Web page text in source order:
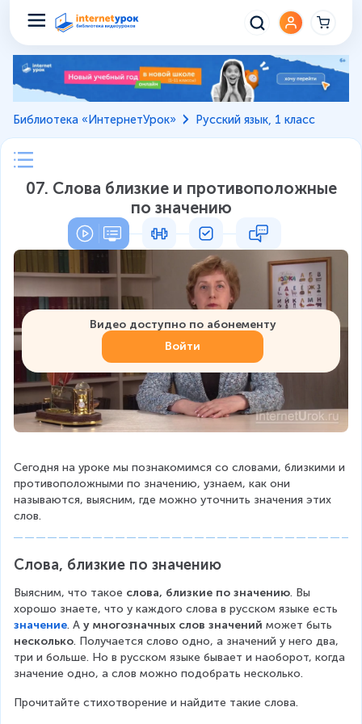
Библиотека «ИнтернетУрок» Русский язык, 1 класс
07. Слова близкие и противоположные
по значению
Видео доступно по абонементу
Войти
Сегодня на уроке мы познакомимся со словами, близкими и
противоположными по значению, узнаем, как они
называются, выясним, где можно уточнить значения этих
слов.
Слова, близкие по значению
Выясним, что такое слова, близкие по значению. Вы
хорошо знаете, что у каждого слова в русском языке есть
значение. А у многозначных слов значений может быть
несколько. Получается слово одно, а значений у него два,
три и больше. Но в русском языке бывает и наоборот, когда
значение одно, а слов можно подобрать несколько.
Прочитайте стихотворение и найдите такие слова.